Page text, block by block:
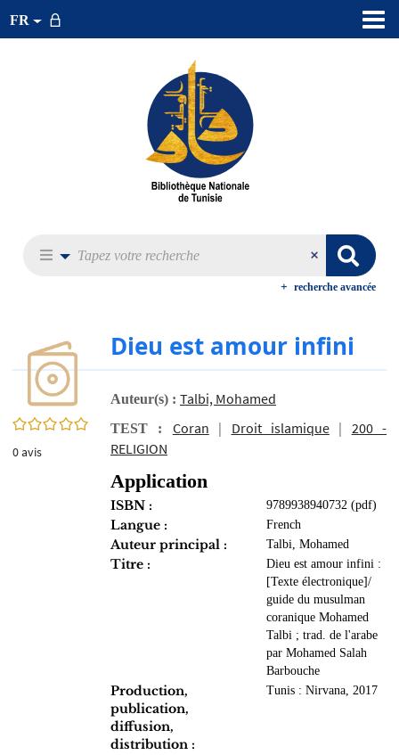
FR
recherche avancée
0/5
0avis
Dieu est amour infini
Auteur(s) : Talbi, Mohamed
TEST : Coran | Droit islamique| 200 -
RELIGION
Application
ISBN : 9789938940732 (pdf)
Langue : French
Auteur principal : Talbi, Mohamed
Titre :
Dieu est amour infini :
[Texte électronique]/
guide du musulman
coranique Mohamed
Talbi ; trad. de l'arabe
par Mohamed Salah
Barbouche
Production,
publication,
diffusion,
distribution :
Tunis : Nirvana, 2017